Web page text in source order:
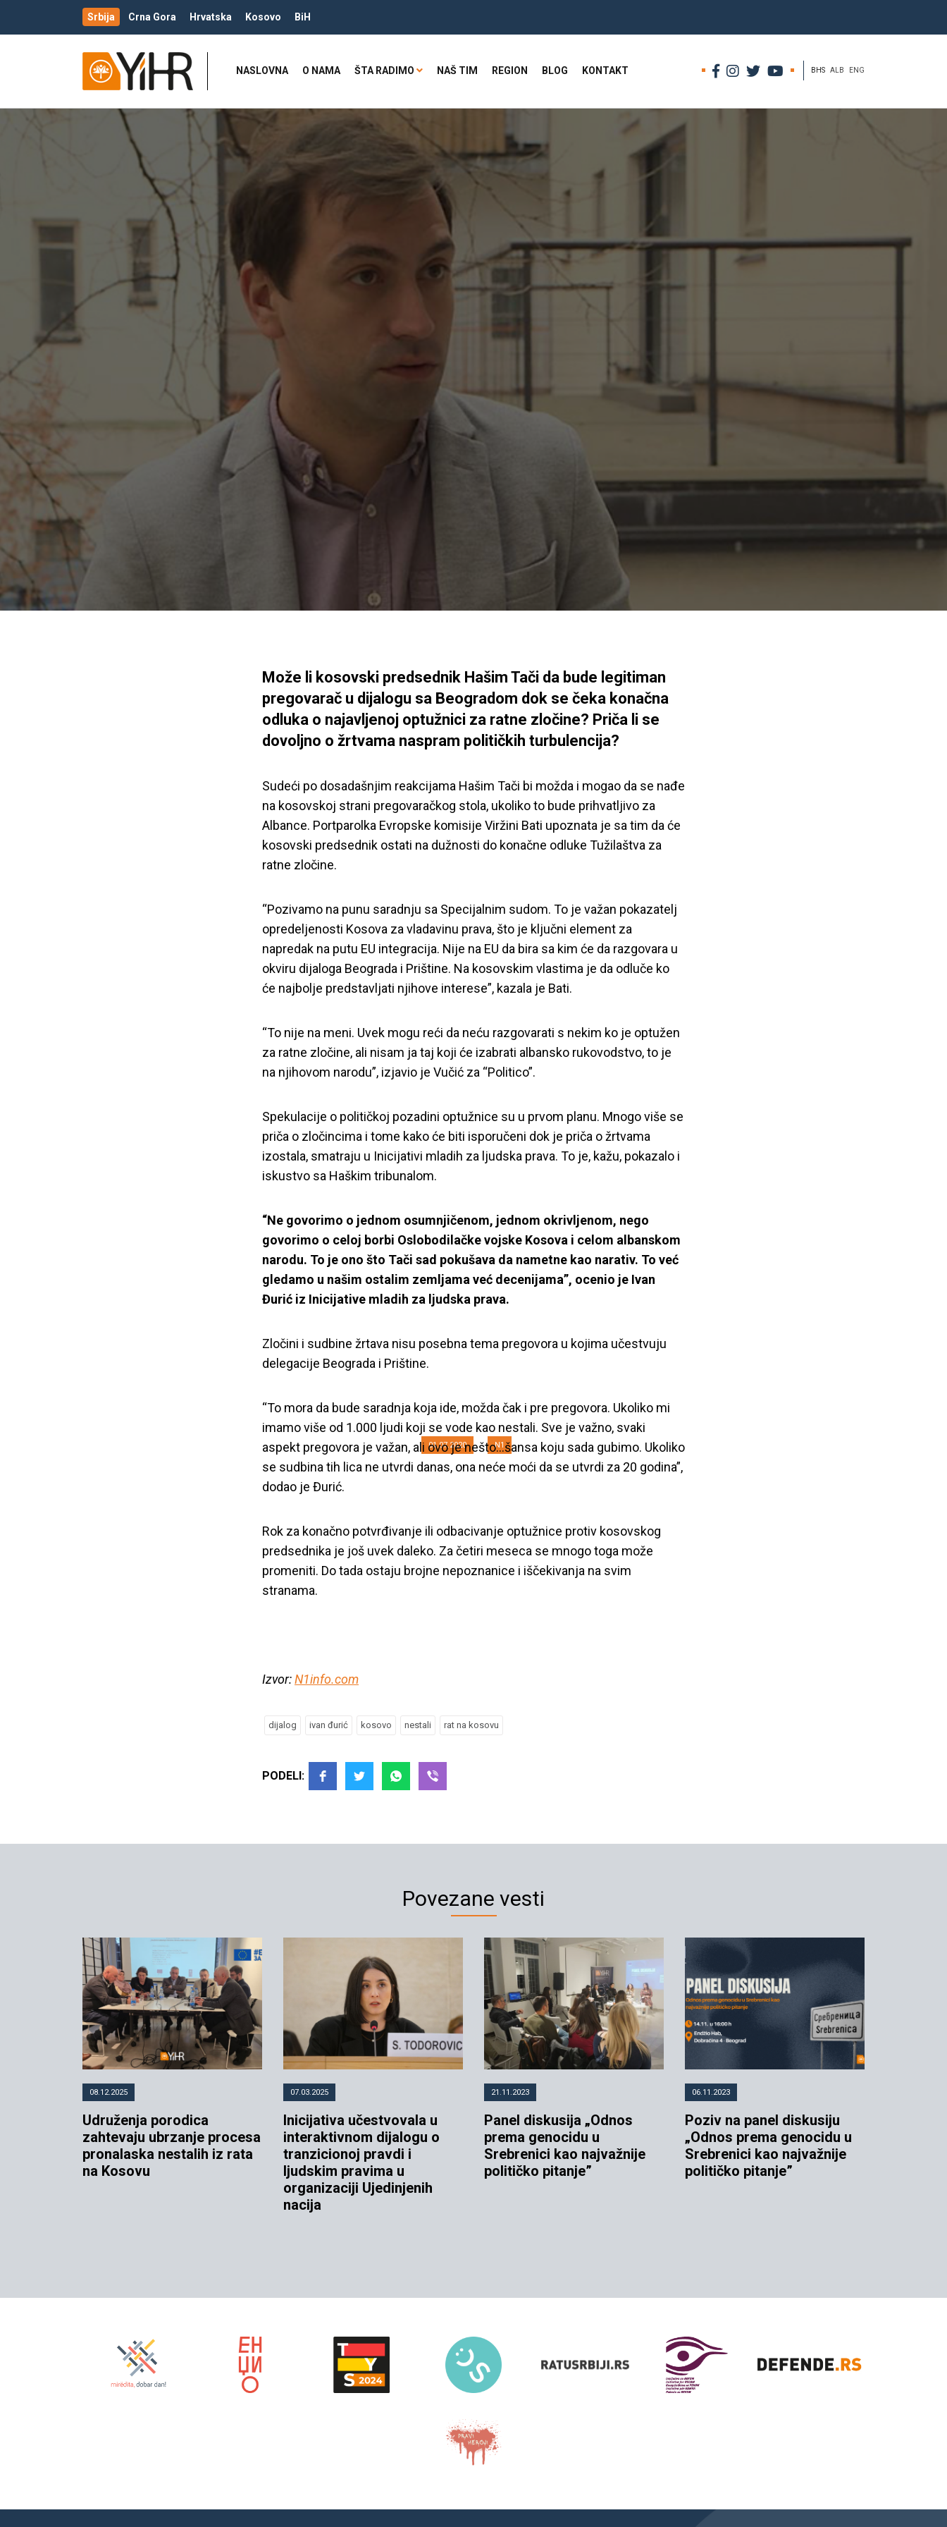
Srbija Crna Gora Hrvatska Kosovo BiH
NASLOVNA O NAMA ŠTA RADIMO NAŠ TIM REGION BLOG KONTAKT BHS ALB ENG
Đurić za N1: Pitanje nestalih prioritet u
dijalogu
01.07.2020 N1
Može li kosovski predsednik Hašim Tači da bude legitiman
pregovarač u dijalogu sa Beogradom dok se čeka konačna
odluka o najavljenoj optužnici za ratne zločine? Priča li se
dovoljno o žrtvama naspram političkih turbulencija?
Sudeći po dosadašnjim reakcijama Hašim Tači bi možda i mogao da se nađe
na kosovskoj strani pregovaračkog stola, ukoliko to bude prihvatljivo za
Albance. Portparolka Evropske komisije Viržini Bati upoznata je sa tim da će
kosovski predsednik ostati na dužnosti do konačne odluke Tužilaštva za
ratne zločine.
“Pozivamo na punu saradnju sa Specijalnim sudom. To je važan pokazatelj
opredeljenosti Kosova za vladavinu prava, što je ključni element za
napredak na putu EU integracija. Nije na EU da bira sa kim će da razgovara u
okviru dijaloga Beograda i Prištine. Na kosovskim vlastima je da odluče ko
će najbolje predstavljati njihove interese”, kazala je Bati.
“To nije na meni. Uvek mogu reći da neću razgovarati s nekim ko je optužen
za ratne zločine, ali nisam ja taj koji će izabrati albansko rukovodstvo, to je
na njihovom narodu”, izjavio je Vučić za “Politico”.
Spekulacije o političkoj pozadini optužnice su u prvom planu. Mnogo više se
priča o zločincima i tome kako će biti isporučeni dok je priča o žrtvama
izostala, smatraju u Inicijativi mladih za ljudska prava. To je, kažu, pokazalo i
iskustvo sa Haškim tribunalom.
“Ne govorimo o jednom osumnjičenom, jednom okrivljenom, nego
govorimo o celoj borbi Oslobodilačke vojske Kosova i celom albanskom
narodu. To je ono što Tači sad pokušava da nametne kao narativ. To već
gledamo u našim ostalim zemljama već decenijama”, ocenio je Ivan
Đurić iz Inicijative mladih za ljudska prava.
Zločini i sudbine žrtava nisu posebna tema pregovora u kojima učestvuju
delegacije Beograda i Prištine.
“To mora da bude saradnja koja ide, možda čak i pre pregovora. Ukoliko mi
imamo više od 1.000 ljudi koji se vode kao nestali. Sve je važno, svaki
aspekt pregovora je važan, ali ovo je nešto…šansa koju sada gubimo. Ukoliko
se sudbina tih lica ne utvrdi danas, ona neće moći da se utvrdi za 20 godina”,
dodao je Đurić.
Rok za konačno potvrđivanje ili odbacivanje optužnice protiv kosovskog
predsednika je još uvek daleko. Za četiri meseca se mnogo toga može
promeniti. Do tada ostaju brojne nepoznanice i iščekivanja na svim
stranama.
Izvor:N1info.com
dijalog ivan đurić kosovo nestali rat na kosovu
PODELI:
Povezane vesti
08.12.2025
Udruženja porodica
zahtevaju ubrzanje procesa
pronalaska nestalih iz rata
na Kosovu
07.03.2025
Inicijativa učestvovala u
interaktivnom dijalogu o
tranzicionoj pravdi i
ljudskim pravima u
organizaciji Ujedinjenih
nacija
21.11.2023
Panel diskusija „Odnos
prema genocidu u
Srebrenici kao najvažnije
političko pitanje”
06.11.2023
Poziv na panel diskusiju
„Odnos prema genocidu u
Srebrenici kao najvažnije
političko pitanje”